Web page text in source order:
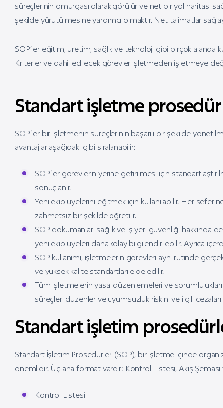
süreçlerinin omurgası olarak görülür ve net bir yol haritası
şekilde yürütülmesine yardımcı olmaktır. Net talimatlar
SOP’ler eğitim, üretim, sağlık ve teknoloji gibi birçok alanda
Kriterler ve dahil edilecek görevler işletmeden işletmeye
Standart işletme
SOP’ler bir işletmenin süreçlerinin başarılı bir şekilde
avantajlar aşağıdaki gibi sıralanabilir:
SOP’ler görevlerin yerine getirilmesi için
sonuçlanır.
Yeni ekip üyelerini eğitmek için kullanılabilir. Her
zahmetsiz bir şekilde öğretilir.
SOP dokümanları sağlık ve iş yeri güvenliği
yeni ekip üyeleri daha kolay bilgilendirilebilir. Ayrıca
SOP kullanımı, işletmelerin görevleri aynı rutinde
ve yüksek kalite standartları elde edilir.
Tüm işletmelerin yasal düzenlemeleri ve
süreçleri düzenler ve uyumsuzluk riskini ve ilgili cezaları
Standart işletim
Standart İşletim Prosedürleri (SOP), bir işletme içinde
önemlidir. Üç ana format vardır: Kontrol Listesi, Akış
Kontrol Listesi